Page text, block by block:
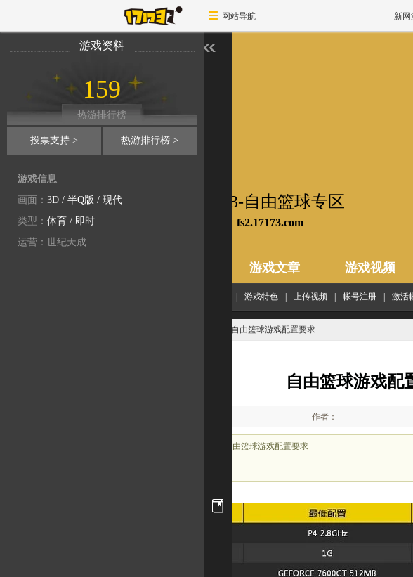
网站导航 新网
17173-自由篮球专区
fs2.17173.com
游戏文章 游戏视频
游戏特色 上传视频 帐号注册 激活
> 游戏资料 > 自由篮球游戏配置要求
自由篮球游戏配
作者：
自由篮球游戏配置要求
游戏资料
159
热游排行榜
投票支持 > 热游排行榜 >
游戏信息
画面： 3D / 半Q版 / 现代
类型： 体育 / 即时
运营：世纪天成